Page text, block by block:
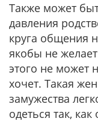
Также может
давления
круга общения
якобы не
этого не может
хочет. Такая
замужества
одеться так,